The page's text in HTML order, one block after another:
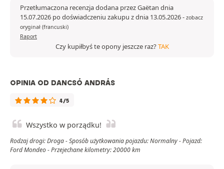
Przetłumaczona recenzja dodana przez Gaëtan dnia
15.07.2026 po doświadczeniu zakupu z dnia 13.05.2026- zobacz
oryginał (francuski)
Raport
Czy kupiłbyś te opony jeszcze raz?TAK
OPINIA OD DANCSÓ ANDRÁS
4/5
Wszystko w porządku!
Rodzaj drogi: Droga - Sposób użytkowania pojazdu: Normalny - Pojazd:
Ford Mondeo - Przejechane kilometry: 20000 km